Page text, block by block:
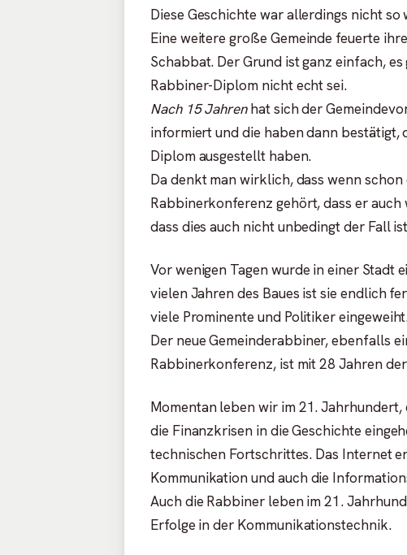
Diese Geschichte war allerdings nicht so
Eine weitere große Gemeinde feuerte
Schabbat. Der Grund ist ganz einfach,
Rabbiner-Diplom nicht echt sei.
Nach 15 Jahrenhat sich der
informiert und die haben dann bestätigt,
Diplom ausgestellt haben.
Da denkt man wirklich, dass wenn
Rabbinerkonferenz gehört, dass er
dass dies auch nicht unbedingt der Fall
Vor wenigen Tagen wurde in einer Stadt
vielen Jahren des Baues ist sie endlich
viele Prominente und Politiker
Der neue Gemeinderabbiner, ebenfalls
Rabbinerkonferenz, ist mit 28 Jahren
Momentan leben wir im 21.
die Finanzkrisen in die Geschichte
technischen Fortschrittes. Das Internet
Kommunikation und auch die
Auch die Rabbiner leben im 21.
Erfolge in der Kommunikationstechnik.